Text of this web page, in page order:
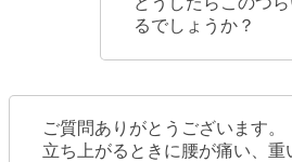
るでしょうか？
ご質問ありがとうございます。
立ち上がるときに腰が痛い、重